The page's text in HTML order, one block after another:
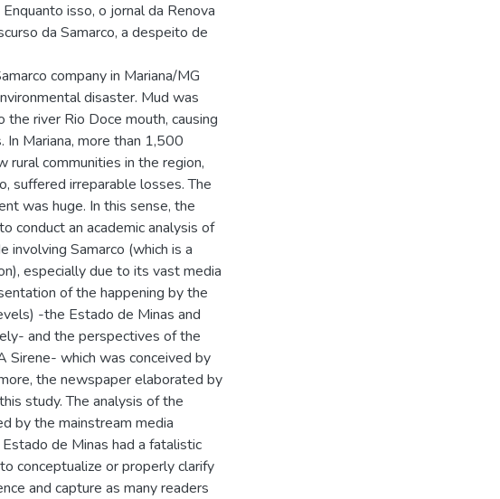
isso, o jornal da Renova
da Samarco, a despeito de
company in Mariana/MG
disaster. Mud was
river Rio Doce mouth, causing
In Mariana, more than 1,500
communities in the region,
suffered irreparable losses. The
was huge. In this sense, the
conduct an academic analysis of
involving Samarco (which is a
especially due to its vast media
of the happening by the
-the Estado de Minas and
and the perspectives of the
Sirene- which was conceived by
the newspaper elaborated by
study. The analysis of the
by the mainstream media
de Minas had a fatalistic
conceptualize or properly clarify
and capture as many readers